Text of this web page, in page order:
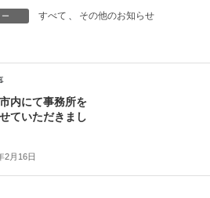
すべて その他のお知らせ
内にて事務所を
ていただきまし
2月16日